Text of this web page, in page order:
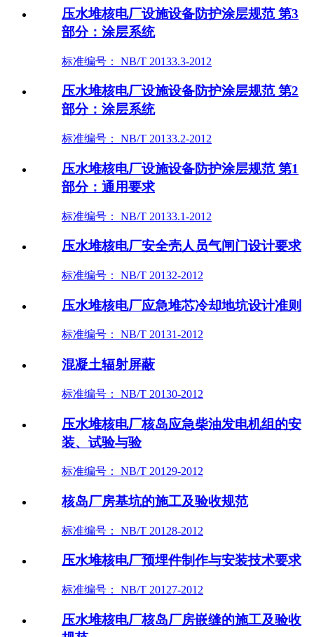
压水堆核电厂设施设备防护涂层规范 第3
部分：涂层系统
标准编号： NB/T 20133.3-2012
压水堆核电厂设施设备防护涂层规范 第2
部分：涂层系统
标准编号： NB/T 20133.2-2012
压水堆核电厂设施设备防护涂层规范 第1
部分：通用要求
标准编号： NB/T 20133.1-2012
压水堆核电厂安全壳人员气闸门设计要求
标准编号： NB/T 20132-2012
压水堆核电厂应急堆芯冷却地坑设计准则
标准编号： NB/T 20131-2012
混凝土辐射屏蔽
标准编号： NB/T 20130-2012
压水堆核电厂核岛应急柴油发电机组的安
装、试验与验
标准编号： NB/T 20129-2012
核岛厂房基坑的施工及验收规范
标准编号： NB/T 20128-2012
压水堆核电厂预埋件制作与安装技术要求
标准编号： NB/T 20127-2012
压水堆核电厂核岛厂房嵌缝的施工及验收